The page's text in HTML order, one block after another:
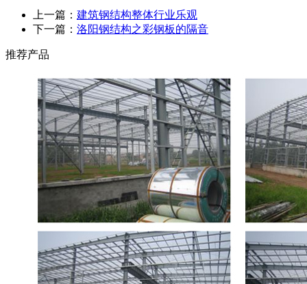
上一篇： 建筑钢结构整体行业乐观
下一篇： 洛阳钢结构之彩钢板的隔音
推荐产品